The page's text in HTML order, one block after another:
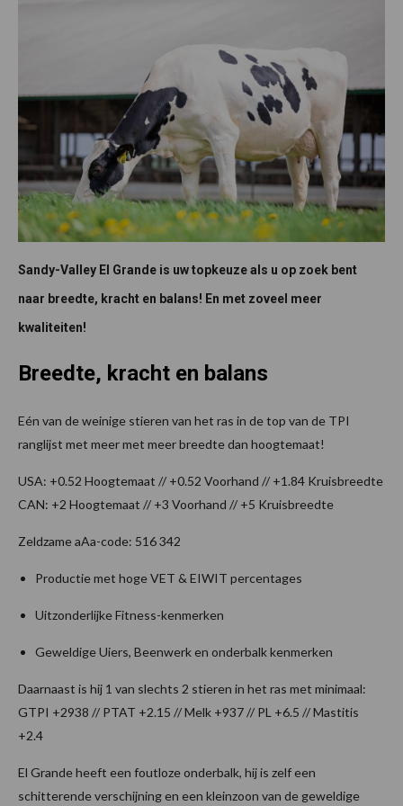
Sandy-Valley El Grande is uw topkeuze als u op zoek bent
naar breedte, kracht en balans! En met zoveel meer
kwaliteiten!
Breedte, kracht en balans
Eén van de weinige stieren van het ras in de top van de TPI
ranglijst met meer met meer breedte dan hoogtemaat!
USA: +0.52 Hoogtemaat // +0.52 Voorhand // +1.84 Kruisbreedte
CAN: +2 Hoogtemaat // +3 Voorhand // +5 Kruisbreedte
Zeldzame aAa-code: 516 342
Productie met hoge VET & EIWIT percentages
Uitzonderlijke Fitness-kenmerken
Geweldige Uiers, Beenwerk en onderbalk kenmerken
Daarnaast is hij 1 van slechts 2 stieren in het ras met minimaal:
GTPI +2938 // PTAT +2.15 // Melk +937 // PL +6.5 // Mastitis
+2.4
El Grande heeft een foutloze onderbalk, hij is zelf een
schitterende verschijning en een kleinzoon van de geweldige